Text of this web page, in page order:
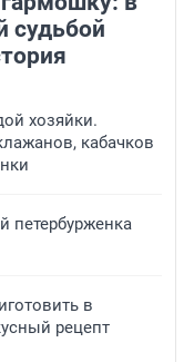
судьбой
хозяйки.
кабачков
петербурженка
в
рецепт